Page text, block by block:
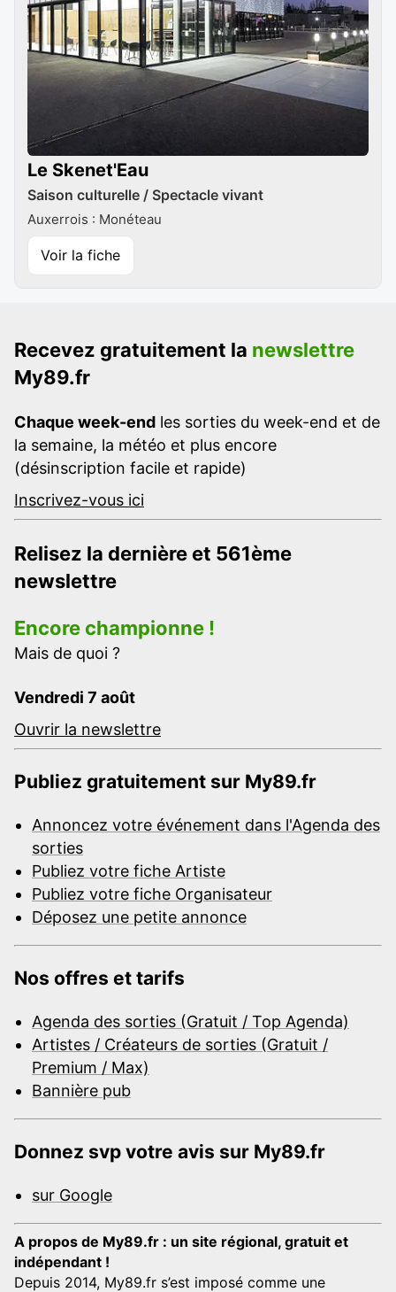
Le Skenet'Eau
Saison culturelle / Spectacle vivant
Auxerrois : Monéteau
Voir la fiche
Recevez gratuitement la newslettre
My89.fr
Chaque week-end les sorties du week-end et de
la semaine, la météo et plus encore
(désinscription facile et rapide)
Inscrivez-vous ici
Relisez la dernière et 561ème
newslettre
Encore championne !
Mais de quoi ?
Vendredi 7 août
Ouvrir la newslettre
Publiez gratuitement sur My89.fr
Annoncez votre événement dans l'Agenda des
sorties
Publiez votre fiche Artiste
Publiez votre fiche Organisateur
Déposez une petite annonce
Nos offres et tarifs
Agenda des sorties (Gratuit / Top Agenda)
Artistes / Créateurs de sorties (Gratuit /
Premium / Max)
Bannière pub
Donnez svp votre avis sur My89.fr
sur Google
A propos de My89.fr : un site régional, gratuit et
indépendant !
Depuis 2014, My89.fr s’est imposé comme une